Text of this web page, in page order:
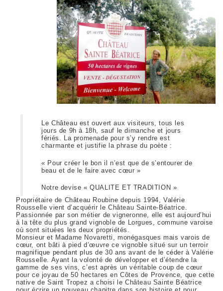
Le Château est ouvert aux visiteurs, tous les
jours de 9h à 18h, sauf le dimanche et jours
fériés. La promenade pour s’y rendre est
charmante et justifie la phrase du poète :
« Pour créer le bon il n’est que de s’entourer de
beau et de le faire avec cœur »
Notre devise « QUALITE ET TRADITION »
Propriétaire de Château Roubine depuis 1994, Valérie
Rousselle vient d’acquérir le Château Sainte-Béatrice.
Passionnée par son métier de vigneronne, elle est aujourd’hui
à la tête du plus grand vignoble de Lorgues, commune varoise
où sont situées les deux propriétés.
Monsieur et Madame Novaretti, monégasques mais varois de
cœur, ont bâti à pied d’œuvre ce vignoble situé sur un terroir
magnifique pendant plus de 30 ans avant de le céder à Valérie
Rousselle. Ayant la volonté de développer et d’étendre la
gamme de ses vins, c’est après un véritable coup de cœur
pour ce joyau de 50 hectares en Côtes de Provence, que cette
native de Saint Tropez a choisi le Château Sainte Béatrice